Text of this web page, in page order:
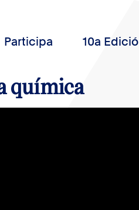
Participa 10a Edició
química